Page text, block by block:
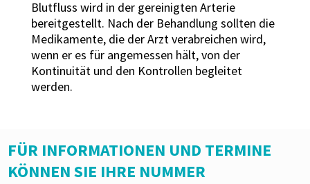
Blutfluss wird in der gereinigten Arterie
bereitgestellt. Nach der Behandlung sollten die
Medikamente, die der Arzt verabreichen wird,
wenn er es für angemessen hält, von der
Kontinuität und den Kontrollen begleitet
werden.
FÜR INFORMATIONEN UND TERMINE
KÖNNEN SIE IHRE NUMMER